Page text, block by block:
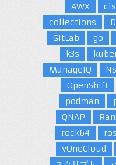
AWX
collections
GitLab
go
k3s
ManageIQ
OpenShift
podman
QNAP
rock64
vOneCloud